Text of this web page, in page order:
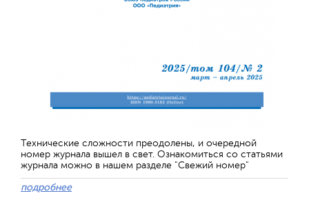
Технические сложности преодолены, и очередной
номер журнала вышел в свет. Ознакомиться со статьями
журнала можно в нашем разделе "Свежий номер"
подробнее